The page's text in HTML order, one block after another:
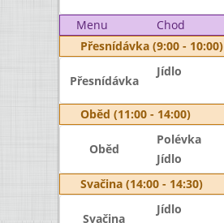
Menu Chod
Přesnídávka (9:00 - 10:00)
Přesnídávka
Jídlo
Oběd (11:00 - 14:00)
Oběd
Polévka
Jídlo
Svačina (14:00 - 14:30)
Svačina
Jídlo